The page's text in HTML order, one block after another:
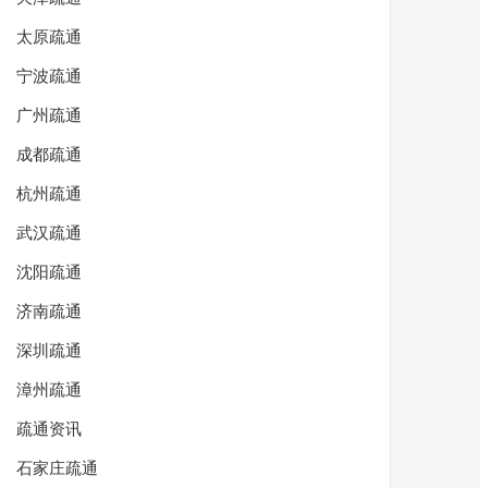
太原疏通
宁波疏通
广州疏通
成都疏通
杭州疏通
武汉疏通
沈阳疏通
济南疏通
深圳疏通
漳州疏通
疏通资讯
石家庄疏通